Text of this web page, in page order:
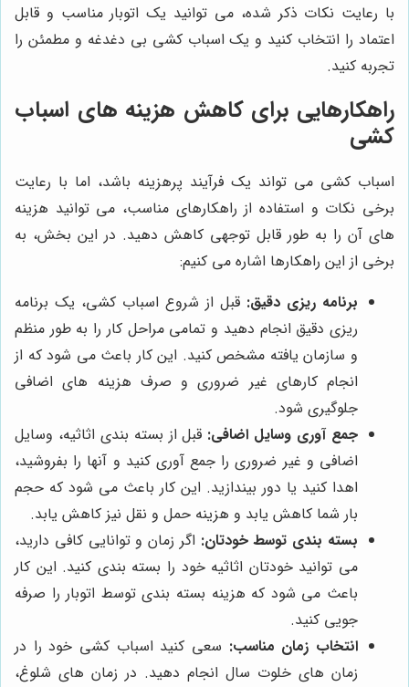
با رعایت نکات ذکر شده، می توانید یک اتوبار مناسب و قابل
اعتماد را انتخاب کنید و یک اسباب کشی بی دغدغه و مطمئن را
تجربه کنید.
راهکارهایی برای کاهش هزینه های اسباب
کشی
اسباب کشی می تواند یک فرآیند پرهزینه باشد، اما با رعایت
برخی نکات و استفاده از راهکارهای مناسب، می توانید هزینه
های آن را به طور قابل توجهی کاهش دهید. در این بخش، به
برخی از این راهکارها اشاره می کنیم:
برنامه ریزی دقیق: قبل از شروع اسباب کشی، یک برنامه
ریزی دقیق انجام دهید و تمامی مراحل کار را به طور منظم
و سازمان یافته مشخص کنید. این کار باعث می شود که از
انجام کارهای غیر ضروری و صرف هزینه های اضافی
جلوگیری شود.
جمع آوری وسایل اضافی: قبل از بسته بندی اثاثیه، وسایل
اضافی و غیر ضروری را جمع آوری کنید و آنها را بفروشید،
اهدا کنید یا دور بیندازید. این کار باعث می شود که حجم
بار شما کاهش یابد و هزینه حمل و نقل نیز کاهش یابد.
بسته بندی توسط خودتان: اگر زمان و توانایی کافی دارید،
می توانید خودتان اثاثیه خود را بسته بندی کنید. این کار
باعث می شود که هزینه بسته بندی توسط اتوبار را صرفه
جویی کنید.
انتخاب زمان مناسب: سعی کنید اسباب کشی خود را در
زمان های خلوت سال انجام دهید. در زمان های شلوغ،